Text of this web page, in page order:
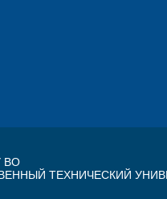
ВО
ТЕХНИЧЕСКИЙ